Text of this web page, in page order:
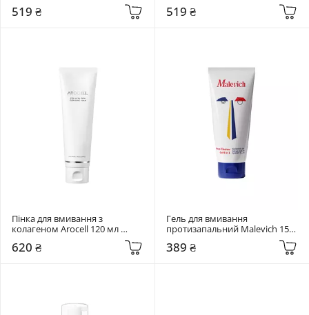
Enzyme Bubble
519 ₴ 519 ₴
Пінка для вмивання з
колагеном Arocell 120 мл
Collagen Deep Cleansing Foam
620 ₴
Гель для вмивання
протизапальний Malevich 150
389 ₴